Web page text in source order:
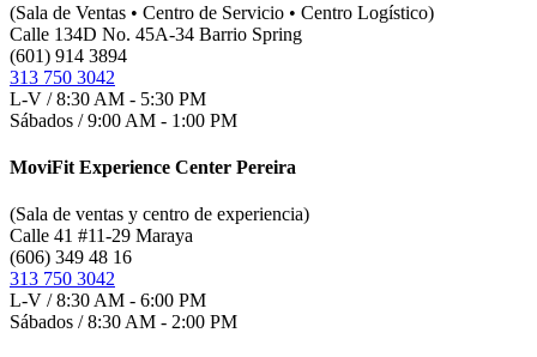
(Sala de Ventas • Centro de Servicio • Centro Logístico)
Calle 134D No. 45A-34 Barrio Spring
(601) 914 3894
313 750 3042
L-V / 8:30 AM - 5:30 PM
Sábados / 9:00 AM - 1:00 PM
MoviFit Experience Center Pereira
(Sala de ventas y centro de experiencia)
Calle 41 #11-29 Maraya
(606) 349 48 16
313 750 3042
L-V / 8:30 AM - 6:00 PM
Sábados / 8:30 AM - 2:00 PM